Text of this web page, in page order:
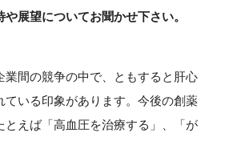
展望についてお聞かせ下さい。
間の競争の中で、ともすると肝心
ている印象があります。今後の創薬
とえば「高血圧を治療する」、「が